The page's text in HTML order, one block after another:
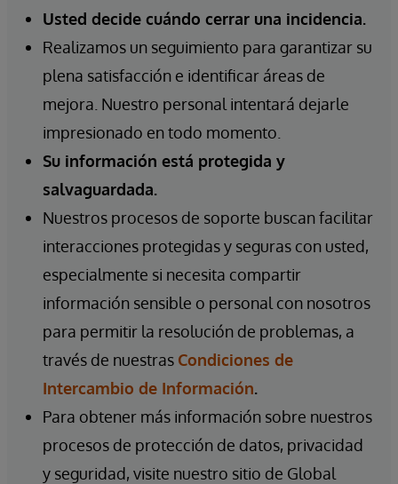
Usted decide cuándo cerrar una incidencia.
Realizamos un seguimiento para garantizar su
plena satisfacción e identificar áreas de
mejora. Nuestro personal intentará dejarle
impresionado en todo momento.
Su información está protegida y
salvaguardada.
Nuestros procesos de soporte buscan facilitar
interacciones protegidas y seguras con usted,
especialmente si necesita compartir
información sensible o personal con nosotros
para permitir la resolución de problemas, a
través de nuestras Condiciones de
Intercambio de Información.
Para obtener más información sobre nuestros
procesos de protección de datos, privacidad
y seguridad, visite nuestro sitio de Global